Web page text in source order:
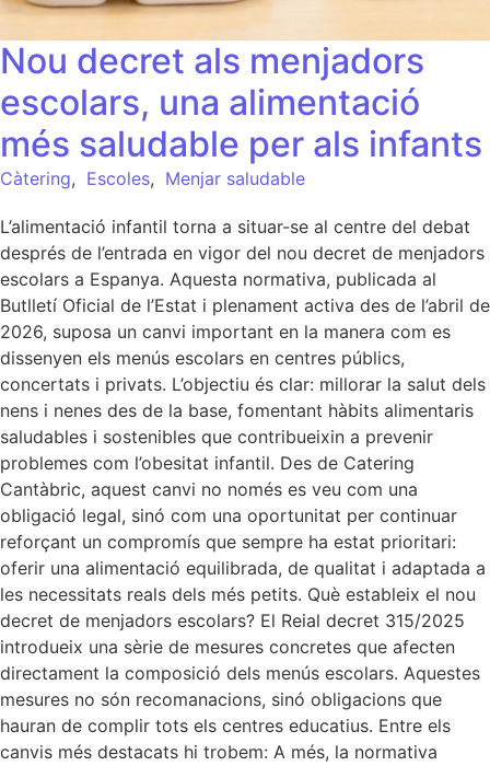
Nou decret als menjadors
escolars, una alimentació
més saludable per als infants
Càtering, Escoles, Menjar saludable
L’alimentació infantil torna a situar-se al centre del debat
després de l’entrada en vigor del nou decret de menjadors
escolars a Espanya. Aquesta normativa, publicada al
Butlletí Oficial de l’Estat i plenament activa des de l’abril de
2026, suposa un canvi important en la manera com es
dissenyen els menús escolars en centres públics,
concertats i privats. L’objectiu és clar: millorar la salut dels
nens i nenes des de la base, fomentant hàbits alimentaris
saludables i sostenibles que contribueixin a prevenir
problemes com l’obesitat infantil. Des de Catering
Cantàbric, aquest canvi no només es veu com una
obligació legal, sinó com una oportunitat per continuar
reforçant un compromís que sempre ha estat prioritari:
oferir una alimentació equilibrada, de qualitat i adaptada a
les necessitats reals dels més petits. Què estableix el nou
decret de menjadors escolars? El Reial decret 315/2025
introdueix una sèrie de mesures concretes que afecten
directament la composició dels menús escolars. Aquestes
mesures no són recomanacions, sinó obligacions que
hauran de complir tots els centres educatius. Entre els
canvis més destacats hi trobem: A més, la normativa